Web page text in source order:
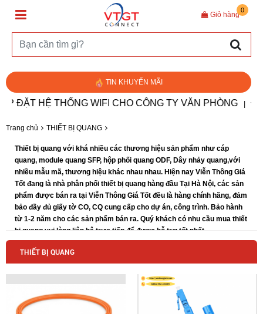
Giỏ hàng
0
TIN KHUYẾN MÃI
HỆ THỐNG WIFI CHO CÔNG TY VĂN PHÒNG| ĐO
Trang chủ THIẾT BỊ QUANG
Thiết bị quang với khá nhiều các thương hiệu sản phẩm như cáp
quang, module quang SFP, hộp phối quang ODF, Dây nhảy quang,với
nhiều mẫu mã, thương hiệu khác nhau nhau. Hiện nay Viễn Thông Giá
Tốt đang là nhà phân phối thiết bị quang hàng đầu Tại Hà Nội, các sản
phẩm được bán ra tại Viễn Thông Giá Tốt đều là hàng chính hãng, đảm
bảo đầy đủ giấy tờ CO, CQ cung cấp cho dự án, công trình. Bảo hành
từ 1-2 năm cho các sản phẩm bán ra. Quý khách có nhu cầu mua thiết
bị quang vui lòng liên hệ trực tiếp để được hỗ trợ tốt nhất.
THIẾT BỊ QUANG